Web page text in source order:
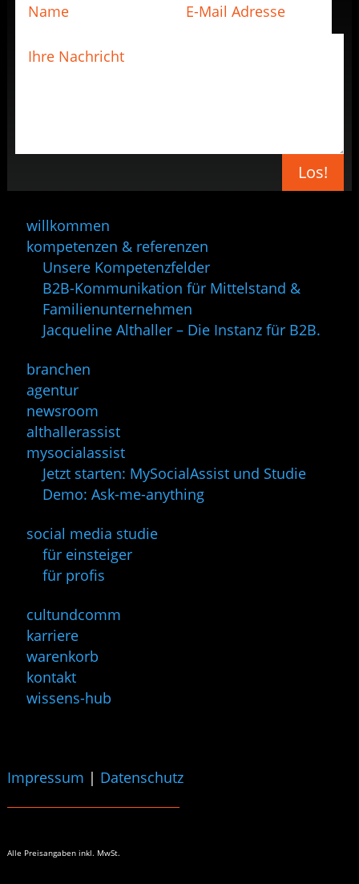
Los!
willkommen
kompetenzen & referenzen
Unsere Kompetenzfelder
B2B-Kommunikation für Mittelstand &
Familienunternehmen
Jacqueline Althaller – Die Instanz für B2B.
branchen
agentur
newsroom
althallerassist
mysocialassist
Jetzt starten: MySocialAssist und Studie
Demo: Ask-me-anything
social media studie
für einsteiger
für profis
cultundcomm
karriere
warenkorb
kontakt
wissens-hub
Impressum | Datenschutz
Alle Preisangaben inkl. MwSt.